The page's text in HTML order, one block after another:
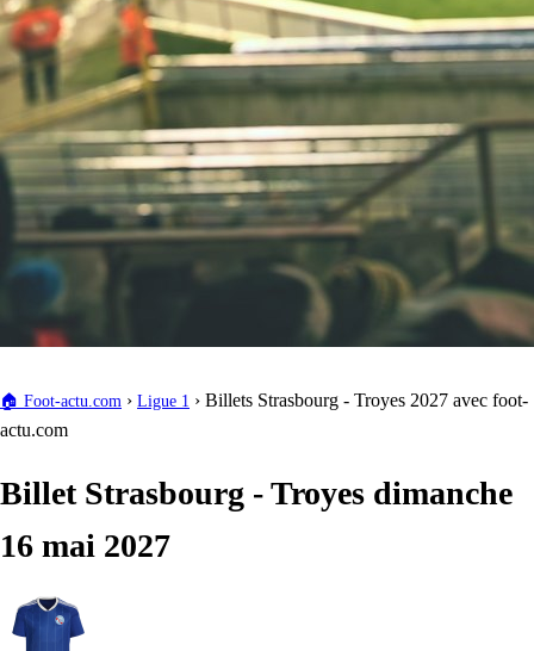
🏠 Foot-actu.com › Ligue 1 › Billets Strasbourg - Troyes 2027 avec foot-
actu.com
Billet Strasbourg - Troyes dimanche
16 mai 2027